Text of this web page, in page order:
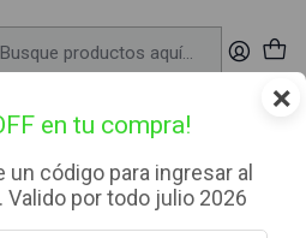
×
en tu compra!
código para ingresar al
por todo julio 2026
Entrega en RM el mismo día🔥Compra
hoy mismo.